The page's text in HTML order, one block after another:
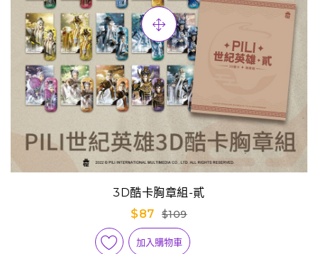
3D酷卡胸章組-貳
$87 $109
加入購物車